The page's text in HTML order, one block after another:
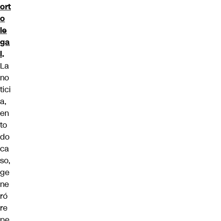
ort
o
le
ga
l.
La
no
tici
a,
en
to
do
ca
so,
ge
ne
ró
re